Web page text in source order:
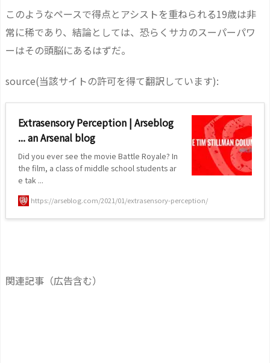
このようなペースで得点とアシストを重ねられる19歳は非
常に稀であり、結論としては、恐らくサカのスーパーパワ
ーはその頭脳にあるはずだ。
source(当該サイトの許可を得て翻訳しています):
Extrasensory Perception | Arseblog
... an Arsenal blog
Did you ever see the movie Battle Royale? In
the film, a class of middle school students ar
e tak ...
https://arseblog.com/2021/01/extrasensory-perception/
関連記事（広告含む）